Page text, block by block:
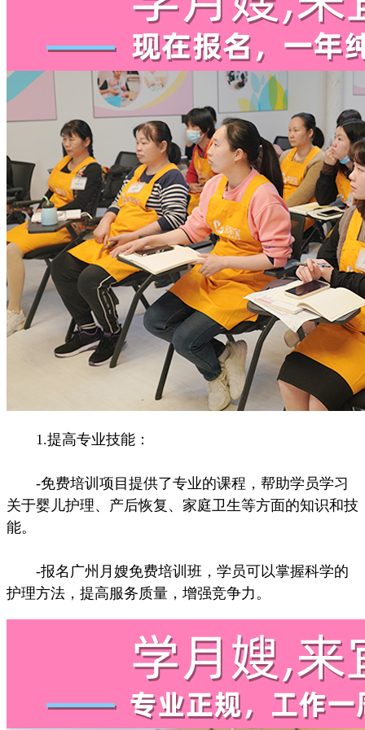
1.提高专业技能：
-免费培训项目提供了专业的课程，帮助学员学习
关于婴儿护理、产后恢复、家庭卫生等方面的知识和技
能。
-报名广州月嫂免费培训班，学员可以掌握科学的
护理方法，提高服务质量，增强竞争力。